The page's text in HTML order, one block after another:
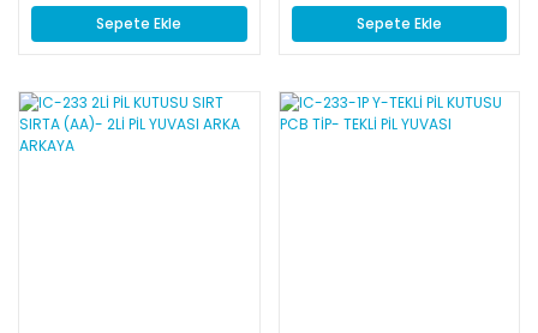
Sepete Ekle Sepete Ekle